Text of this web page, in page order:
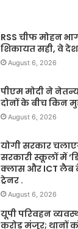
RSS चीफ मोहन
शिकायत सही, वे देश-
August 6, 2026
पीएम मोदी ने
दोनों के बीच किन
August 6, 2026
योगी सरकार
सरकारी स्कूलों में
क्लास और ICT लैब
ट्रेनर .
August 6, 2026
यूपी परिवहन
करोड़ मंजूर; थानों